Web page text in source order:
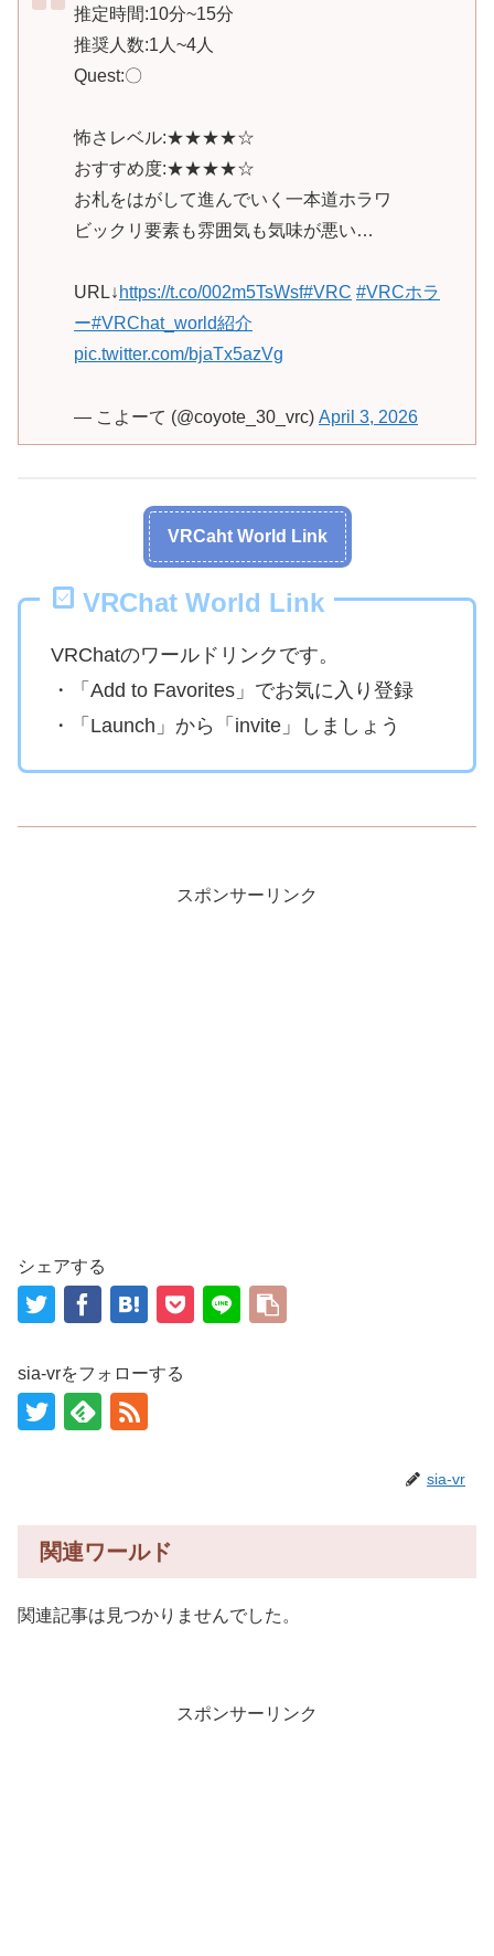
推定時間:10分~15分
推奨人数:1人~4人
Quest:〇
怖さレベル:★★★★☆
おすすめ度:★★★★☆
お札をはがして進んでいく一本道ホラワ
ビックリ要素も雰囲気も気味が悪い…
URL↓ https://t.co/002m5TsWsf#VRC #VRCホラ
ー#VRChat_world紹介
pic.twitter.com/bjaTx5azVg
— こよーて (@coyote_30_vrc) April 3, 2026
VRCaht World Link
VRChat World Link
VRChatのワールドリンクです。
・「Add to Favorites」でお気に入り登録
・「Launch」から「invite」しましょう
スポンサーリンク
シェアする
sia-vrをフォローする
sia-vr
関連ワールド
関連記事は見つかりませんでした。
スポンサーリンク